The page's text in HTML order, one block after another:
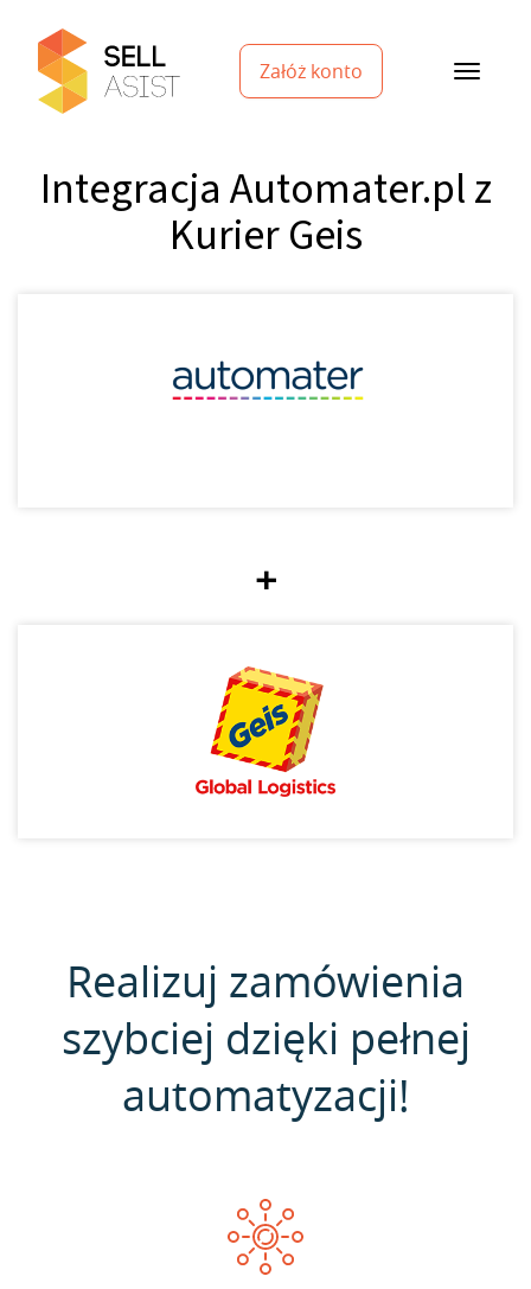
Załóż konto
Integracja Automater.pl z
Kurier Geis
+
Realizuj zamówienia
szybciej dzięki pełnej
automatyzacji!